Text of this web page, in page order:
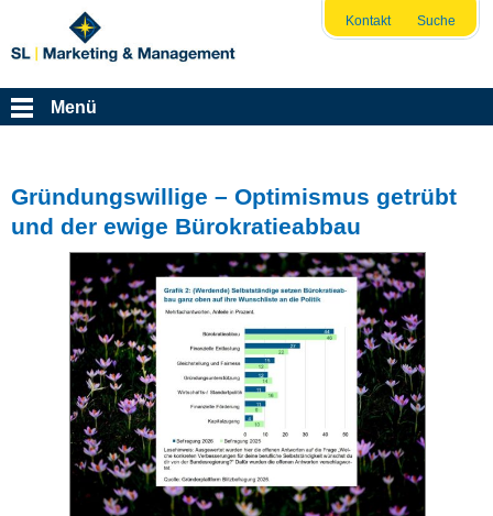
Kontakt Suche
Menü
Gründungswillige – Optimismus getrübt
und der ewige Bürokratieabbau